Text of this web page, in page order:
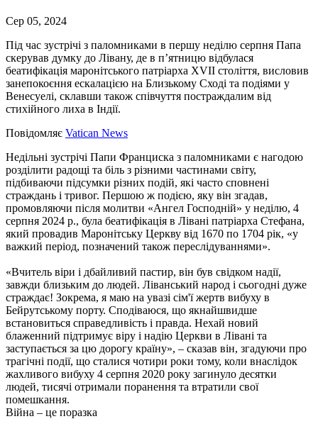
Сер 05, 2024
Під час зустрічі з паломниками в першу неділю серпня Папа
скерував думку до Лівану, де в п’ятницю відбулася
беатифікація маронітського патріарха XVII століття, висловив
занепокоєння ескалацією на Близькому Сході та подіями у
Венесуелі, склавши також співчуття постраждалим від
стихійного лиха в Індії.
Повідомляє Vatican News
Недільні зустрічі Папи Франциска з паломниками є нагодою
розділити радощі та біль з різними частинами світу,
підбиваючи підсумки різних подій, які часто сповнені
страждань і тривог. Першою ж подією, яку він згадав,
промовляючи після молитви «Ангел Господній» у неділю, 4
серпня 2024 р., була беатифікація в Лівані патріарха Стефана,
який провадив Маронітську Церкву від 1670 по 1704 рік, «у
важкий період, позначений також переслідуваннями».
«Вчитель віри і дбайливий пастир, він був свідком надії,
завжди близьким до людей. Ліванський народ і сьогодні дуже
страждає! Зокрема, я маю на увазі сім'ї жертв вибуху в
Бейрутському порту. Сподіваюся, що якнайшвидше
встановиться справедливість і правда. Нехай новий
блаженний підтримує віру і надію Церкви в Лівані та
заступається за цю дорогу країну», – сказав він, згадуючи про
трагічні події, що сталися чотири роки тому, коли внаслідок
жахливого вибуху 4 серпня 2020 року загинуло десятки
людей, тисячі отримали поранення та втратили свої
помешкання.
Війна – це поразка